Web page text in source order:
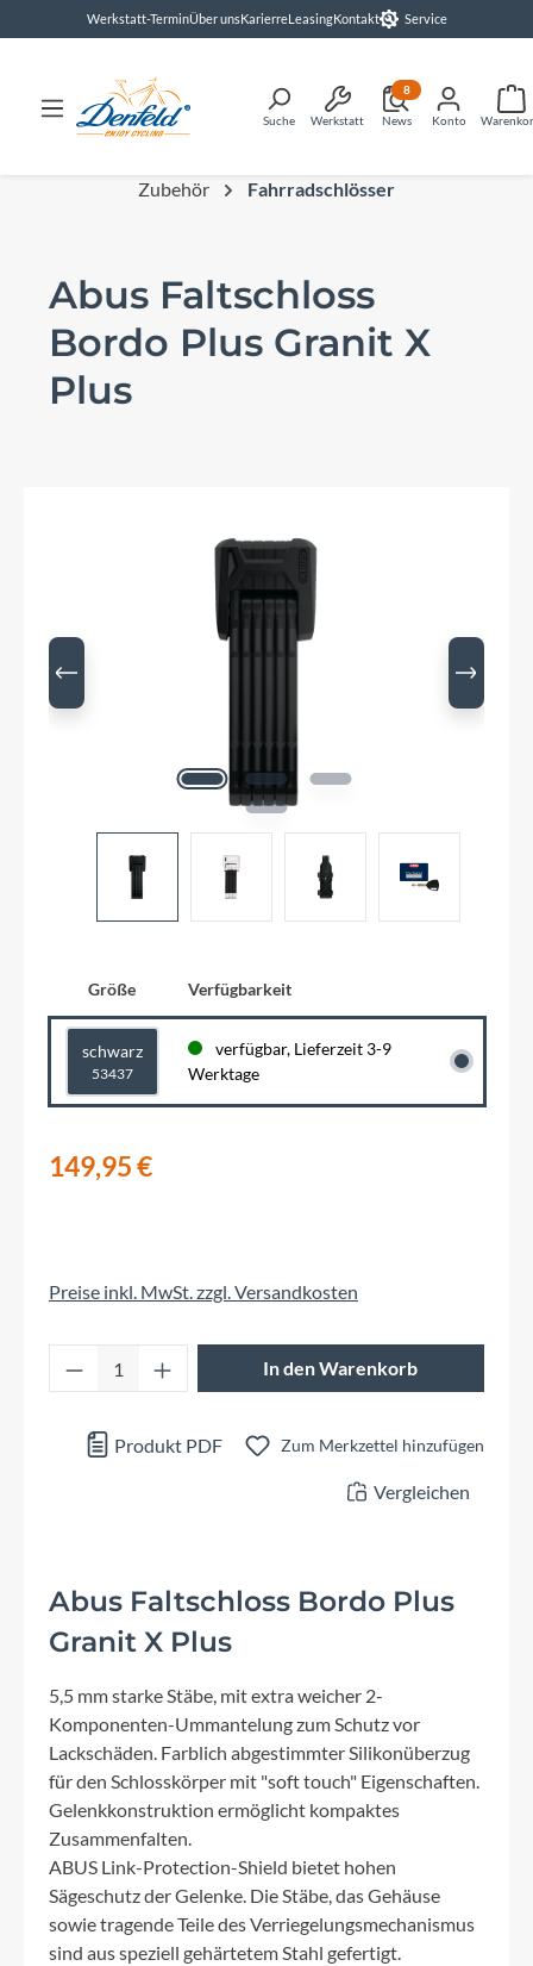
springenWerkstatt-TerminÜber unsKarierreLeasingKontakt Service
Suche Werkstatt News
8
Konto
Zubehör Fahrradschlösser
Abus Faltschloss
Bordo Plus Granit X
Plus
Größe Verfügbarkeit
schwarz
53437
verfügbar, Lieferzeit 3-9
Werktage
149,95 €
Preise inkl. MwSt. zzgl. Versandkosten
Produkt Anzahl: Gib den gewünschten
In den Warenkorb
Produkt PDF Zum Merkzettel hinzufügen
Vergleichen
Abus Faltschloss Bordo Plus
Granit X Plus
5,5 mm starke Stäbe, mit extra weicher 2-
Komponenten-Ummantelung zum Schutz vor
Lackschäden. Farblich abgestimmter Silikonüberzug
für den Schlosskörper mit "soft touch" Eigenschaften.
Gelenkkonstruktion ermöglicht kompaktes
Zusammenfalten.
ABUS Link-Protection-Shield bietet hohen
Sägeschutz der Gelenke. Die Stäbe, das Gehäuse
sowie tragende Teile des Verriegelungsmechanismus
sind aus speziell gehärtetem Stahl gefertigt.